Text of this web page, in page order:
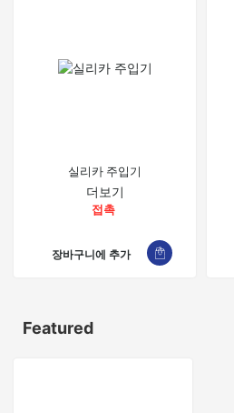
실리카 주입기
더보기
접촉
장바구니에 추가
Featured